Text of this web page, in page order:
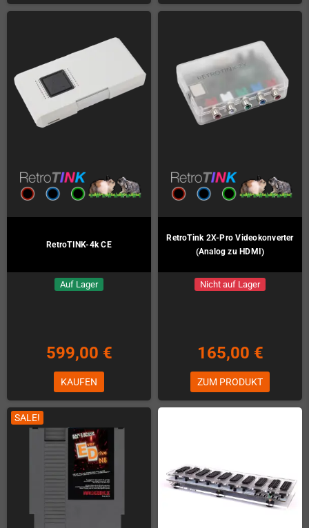
RetroTINK-4k CE
Auf Lager
599,00 €
KAUFEN
RetroTink 2X-Pro Videokonverter
(Analog zu HDMI)
Nicht auf Lager
165,00 €
ZUM PRODUKT
SALE!